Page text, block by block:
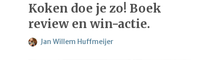
Koken doe je zo! Boek
review en win-actie.
Jan Willem Huffmeijer